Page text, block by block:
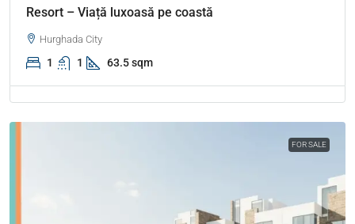
Resort – Viață luxoasă pe coastă
Hurghada City
1 1 63.5 sqm
FOR SALE